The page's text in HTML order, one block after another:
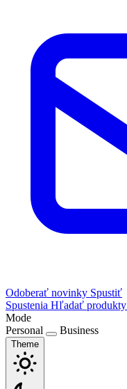
Odoberať novinky Spustiť
Spustenia Hľadať produkty
Mode
Personal
Business
Theme